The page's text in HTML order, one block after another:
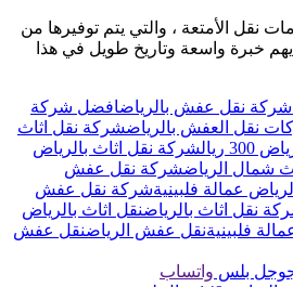
نقل الأمتعة ، والتي يتم توفيرها من
خبرة واسعة وتاريخ طويل في هذا
نقل عفش بالرياضافضل شركة
نقل العفش بالرياضشركة نقل اثاث
ريال
شركة نقل اثاث بالرياض
شمال الرياضشركة نقل عفش
عمالة فلبينيةشركة نقل عفش
نقل اثاث بالرياضنقل اثاث بالرياض
فلبينيةنقل عفش الرياضنقل عفش
بلس واتساب